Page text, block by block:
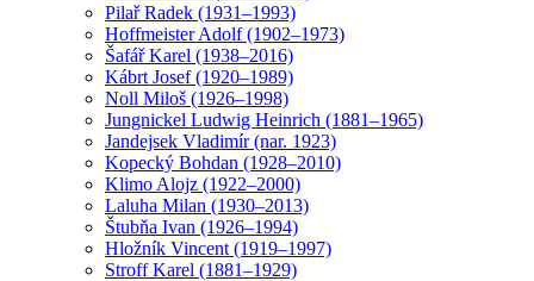
Pilař Radek (1931–1993)
Hoffmeister Adolf (1902–1973)
Šafář Karel (1938–2016)
Kábrt Josef (1920–1989)
Noll Miloš (1926–1998)
Jungnickel Ludwig Heinrich (1881–1965)
Jandejsek Vladimír (nar. 1923)
Kopecký Bohdan (1928–2010)
Klimo Alojz (1922–2000)
Laluha Milan (1930–2013)
Štubňa Ivan (1926–1994)
Hložník Vincent (1919–1997)
Stroff Karel (1881–1929)